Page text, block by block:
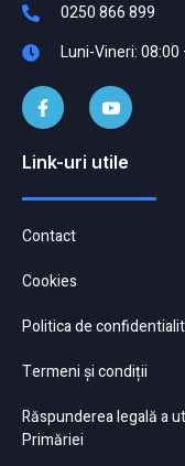
0250 866 899
Luni-Vineri: 08:00
Link-uri utile
Contact
Cookies
Politica de
Termeni și condiții
Răspunderea legală a
Primăriei